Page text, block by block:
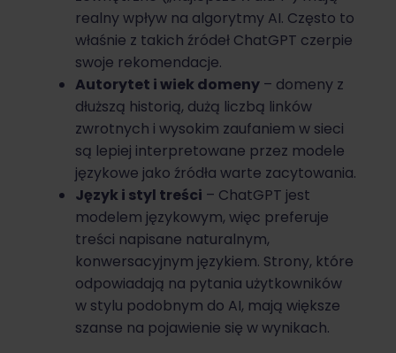
realny wpływ na algorytmy AI. Często to
właśnie z takich źródeł ChatGPT czerpie
swoje rekomendacje.
Autorytet i wiek domeny – domeny z
dłuższą historią, dużą liczbą linków
zwrotnych i wysokim zaufaniem w sieci
są lepiej interpretowane przez modele
językowe jako źródła warte zacytowania.
Język i styl treści – ChatGPT jest
modelem językowym, więc preferuje
treści napisane naturalnym,
konwersacyjnym językiem. Strony, które
odpowiadają na pytania użytkowników
w stylu podobnym do AI, mają większe
szanse na pojawienie się w wynikach.